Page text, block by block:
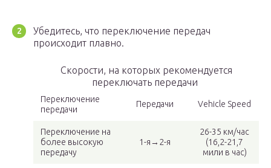
Убедитесь, что переключение передач
происходит плавно.
Скорости, на которых рекомендуется
переключать передачи
Переключение
передачи
Передачи Vehicle Speed
Переключение на
более высокую
передачу
1-я→2-я
26-35 км/час
(16,2-21,7
мили в час)